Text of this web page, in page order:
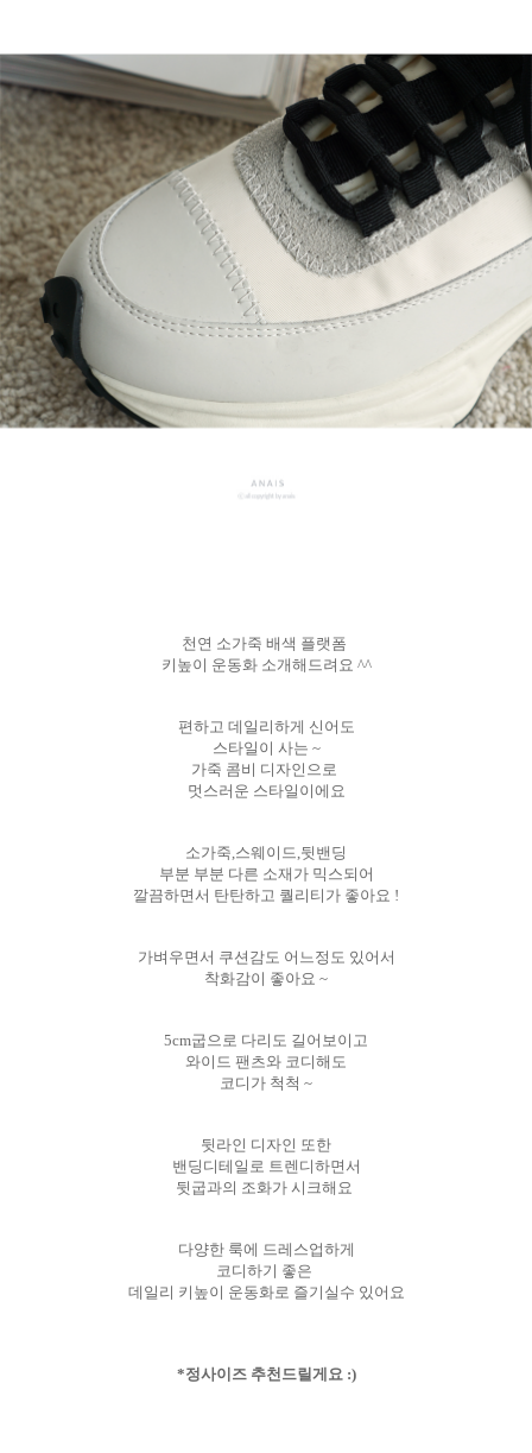
천연 소가죽 배색 플랫폼
키높이 운동화 소개해드려요 ^^
편하고 데일리하게 신어도
스타일이 사는 ~
가죽 콤비 디자인으로
멋스러운 스타일이에요
소가죽,스웨이드,뒷밴딩
부분 부분 다른 소재가 믹스되어
깔끔하면서 탄탄하고 퀄리티가 좋아요 !
가벼우면서 쿠션감도 어느정도 있어서
착화감이 좋아요 ~
5cm굽으로 다리도 길어보이고
와이드 팬츠와 코디해도
코디가 척척 ~
뒷라인 디자인 또한
밴딩디테일로 트렌디하면서
뒷굽과의 조화가 시크해요
다양한 룩에 드레스업하게
코디하기 좋은
데일리 키높이 운동화로 즐기실수 있어요
*정사이즈 추천드릴게요 :)